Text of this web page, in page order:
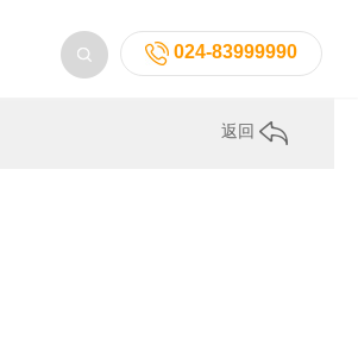
024-83999990
返回